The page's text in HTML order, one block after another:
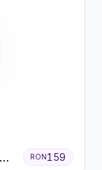
RON 159